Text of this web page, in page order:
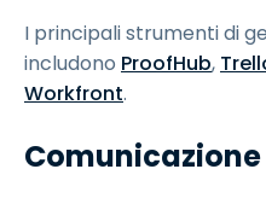
I principali strumenti di
includono ProofHub,
Workfront.